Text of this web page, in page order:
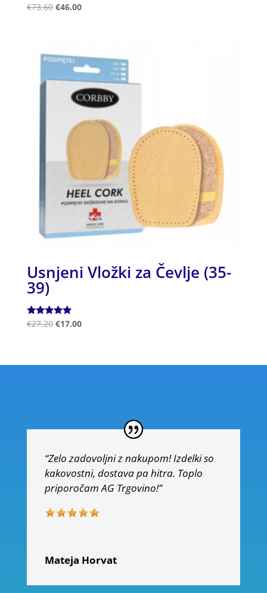
Ocenjeno
€73.60 €46.00
Usnjeni Vložki za Čevlje (35-
39)
Ocenjeno
€27.20 €17.00
“Zelo zadovoljni z nakupom! Izdelki so
kakovostni, dostava pa hitra. Toplo
priporočam AG Trgovino!”
Mateja Horvat